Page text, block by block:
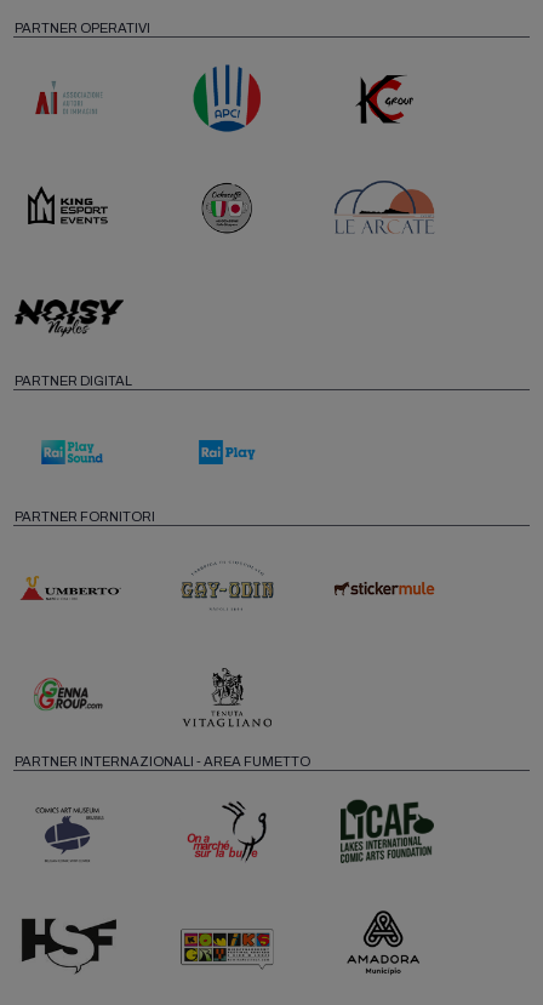
PARTNER OPERATIVI
PARTNER DIGITAL
PARTNER FORNITORI
PARTNER INTERNAZIONALI - AREA FUMETTO